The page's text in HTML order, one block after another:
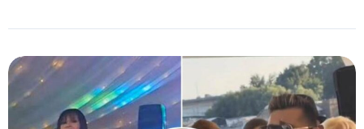
деновите
поминати
во
затвор: